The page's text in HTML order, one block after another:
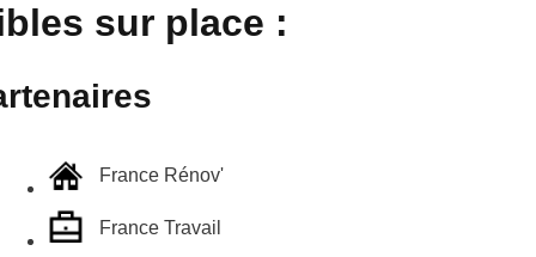
sur place :
France Rénov'
France Travail